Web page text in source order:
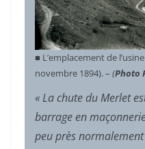
■ L’emplacement de
novembre 1894). – (Photo
« La chute du Merlet
barrage en
peu près